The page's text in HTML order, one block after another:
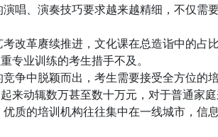
唱、演奏技巧要求越来越精细，不仅需
考改革赓续推进，文化课在总造诣中的占
专业训练的考生措手不及。
争中脱颖而出，考生需要接受全方位的
来动辄数万甚至数十万元，对于普通家庭
质的培训机构往往集中在一线城市，信